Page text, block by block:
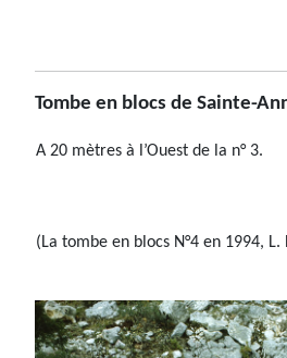
Tombe en blocs de Sainte-
A 20 mètres à l’Ouest de la n° 3.
(La tombe en blocs N°4 en 1994, L.